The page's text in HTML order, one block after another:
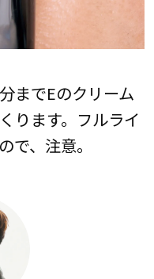
までEのクリーム
ります。フルライ
で、注意。